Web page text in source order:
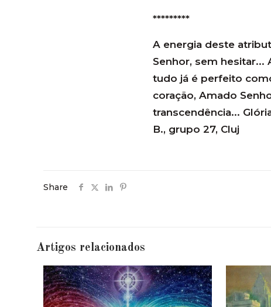
*********
A energia deste
Senhor, sem
tudo já é perfeito
coração, Amado
transcendência...
B., grupo 27, Cluj
Share
Artigos relacionados